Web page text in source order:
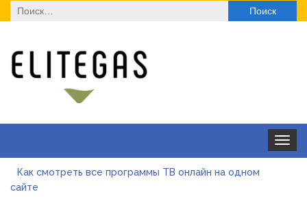
Найти:
Toggle
Как смотреть все программы ТВ онлайн на одном
сайте